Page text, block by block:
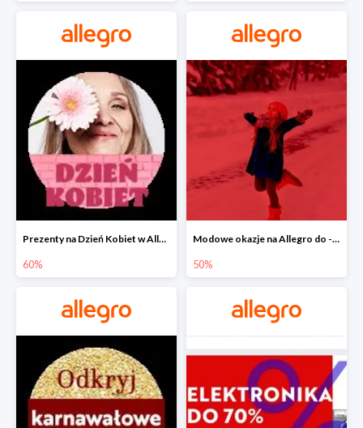
Prezenty na Dzień Kobiet w Allegro do -60%
60%
Modowe okazje na Allegro do -50%
50%